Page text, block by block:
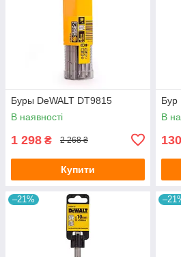
Буры DeWALT DT9815
В наявності
1 298 ₴ 2 268 ₴
Купити
Бур
В
130
–21%